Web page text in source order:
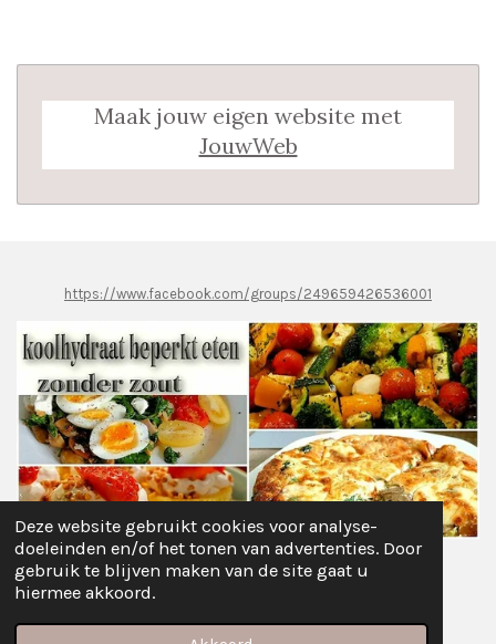
Deze website gebruikt cookies voor analyse-
doeleinden en/of het tonen van advertenties. Door
gebruik te blijven maken van de site gaat u
hiermee akkoord.
Maak jouw eigen website met
JouwWeb
https://www.facebook.com/groups/249659426536001
Delen Deel Share Pinnen Delen
Powered by